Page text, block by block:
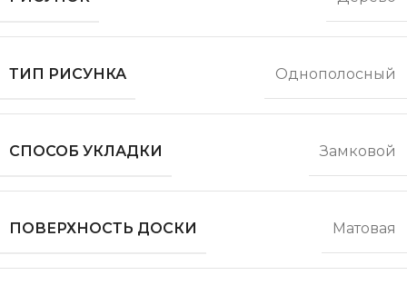
ТИП РИСУНКА Однополосный
СПОСОБ УКЛАДКИ Замковой
ПОВЕРХНОСТЬ ДОСКИ Матовая